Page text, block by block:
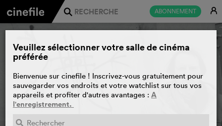
ABONNEMENT E
j
Veuillez sélectionner votre salle de cinéma
préférée
Bienvenue sur cinefile ! Inscrivez-vous gratuitement pour
sauvegarder vos endroits et votre watchlist sur tous vos
appareils et profiter d'autres avantages : A
l'enregistrement.